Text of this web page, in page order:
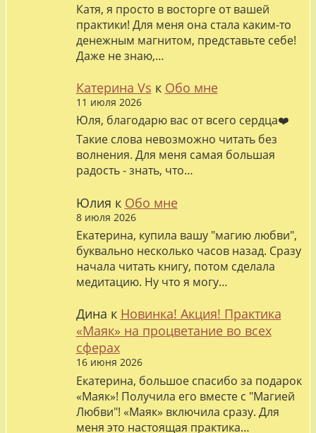
Катя, я просто в восторге от вашей
практики! Для меня она стала каким-то
денежным магнитом, представьте себе!
Даже не знаю,…
Катерина Vs к Обо мне
11 июля 2026
Юля, благодарю вас от всего сердца❤️
Такие слова невозможно читать без
волнения. Для меня самая большая
радость - знать, что…
Юлия к Обо мне
8 июля 2026
Екатерина, купила вашу "магию любви",
буквально несколько часов назад. Сразу
начала читать книгу, потом сделала
медитацию. Ну что я могу…
Дина к Новинка! Акция! Практика
«Маяк» на процветание во всех
сферах
16 июня 2026
Екатерина, большое спасибо за подарок
«Маяк»! Получила его вместе с "Магией
Любви"! «Маяк» включила сразу. Для
меня это настоящая практика…